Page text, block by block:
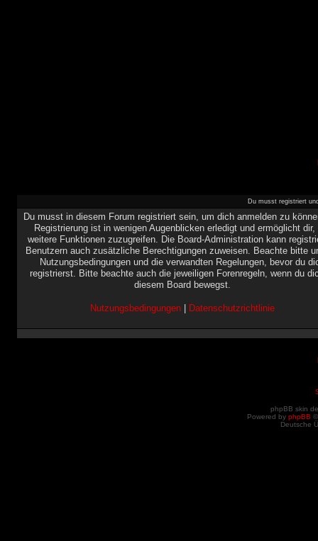
Du musst registriert
Du musst in diesem Forum registriert sein, um dich anmelden zu
Registrierung ist in wenigen Augenblicken erledigt und ermöglicht dir,
weitere Funktionen zuzugreifen. Die Board-Administration kann
Benutzern auch zusätzliche Berechtigungen zuweisen. Beachte bitte
Nutzungsbedingungen und die verwandten Regelungen, bevor du
registrierst. Bitte beachte auch die jeweiligen Forenregeln, wenn du
diesem Board bewegst.
Nutzungsbedingungen| Datenschutzrichtlinie
phpBB skin
Powered by phpBB
Deutsche